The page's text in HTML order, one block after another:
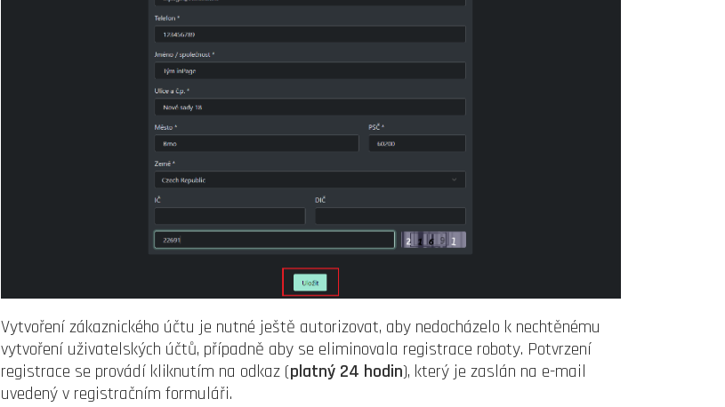
Vytvoření zákaznického účtu je nutné ještě autorizovat, aby nedocházelo k nechtěnému
vytvoření uživatelských účtů, případně aby se eliminovala registrace roboty. Potvrzení
registrace se provádí kliknutím na odkaz (platný 24 hodin), který je zaslán na e-mail
uvedený v registračním formuláři.